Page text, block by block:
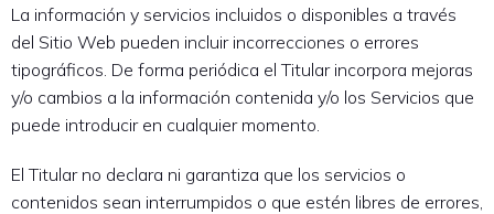
La información y servicios incluidos o disponibles a través
del Sitio Web pueden incluir incorrecciones o errores
tipográficos. De forma periódica el Titular incorpora mejoras
y/o cambios a la información contenida y/o los Servicios que
puede introducir en cualquier momento.
El Titular no declara ni garantiza que los servicios o
contenidos sean interrumpidos o que estén libres de errores,